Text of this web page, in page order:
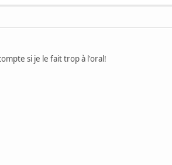
si je le fait trop à l'oral!